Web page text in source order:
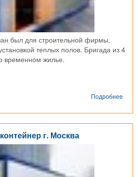
был для строительной фирмы,
теплых полов. Бригада из 4
временном жилье.
Подробнее
г. Москва